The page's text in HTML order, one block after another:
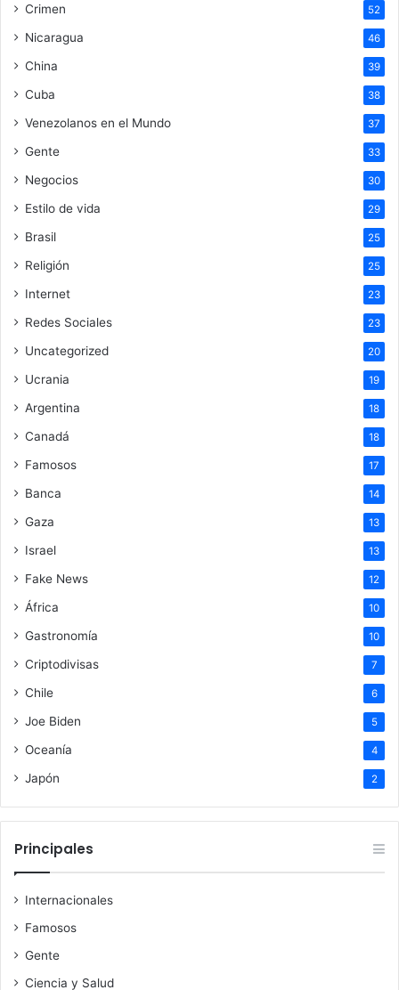
Crimen 52
Nicaragua 46
China 39
Cuba 38
Venezolanos en el Mundo 37
Gente 33
Negocios 30
Estilo de vida 29
Brasil 25
Religión 25
Internet 23
Redes Sociales 23
Uncategorized 20
Ucrania 19
Argentina 18
Canadá 18
Famosos 17
Banca 14
Gaza 13
Israel 13
Fake News 12
África 10
Gastronomía 10
Criptodivisas 7
Chile 6
Joe Biden 5
Oceanía 4
Japón 2
Principales
Internacionales
Famosos
Gente
Ciencia y Salud